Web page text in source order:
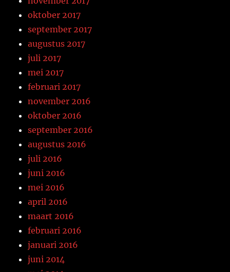
oktober 2017
september 2017
augustus 2017
juli 2017
mei 2017
februari 2017
november 2016
oktober 2016
september 2016
augustus 2016
juli 2016
juni 2016
mei 2016
april 2016
maart 2016
februari 2016
januari 2016
juni 2014